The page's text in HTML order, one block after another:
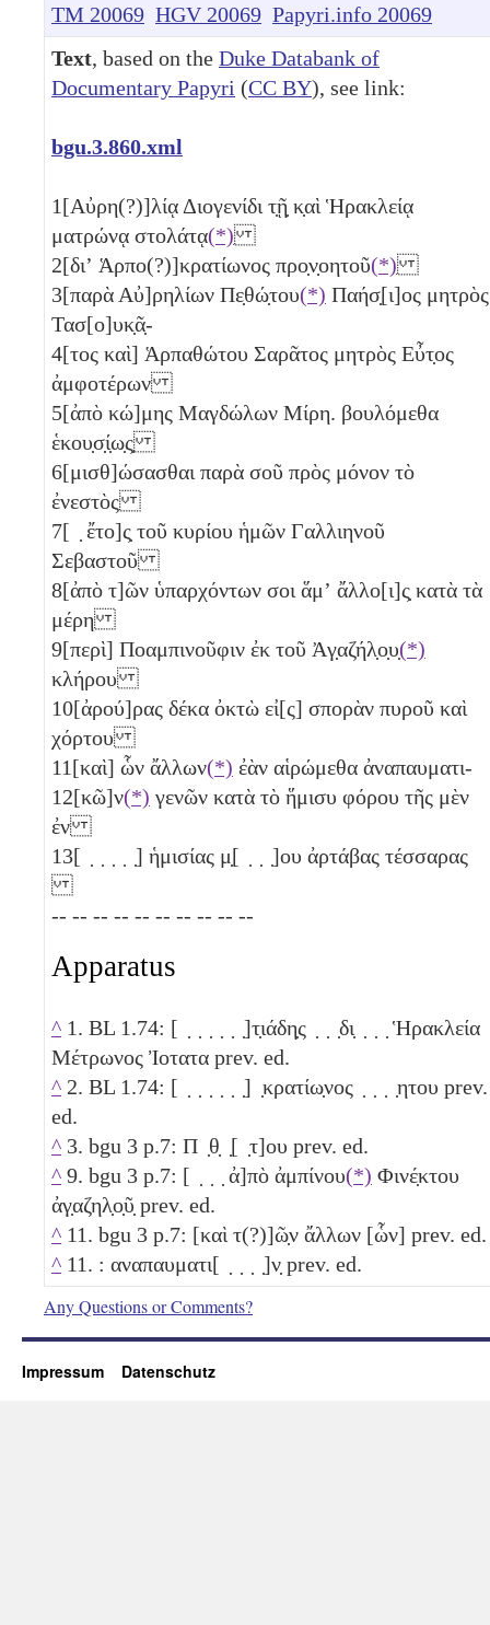
TM 20069 HGV 20069 Papyri.info 20069
Text, based on the Duke Databank of
Documentary Papyri (CC BY), see link:
bgu.3.860.xml
1[Αὐρη(?)]λίᾳ Διογενίδι τ̣ῇ̣ κ̣αὶ Ἡρακλείᾳ
ματρώνᾳ στολάτᾳ(*)
2[διʼ Ἁρπο(?)]κρατίωνος προ̣ν̣οητοῦ(*)
3[παρὰ Αὐ]ρηλίων Πε̣θώ̣του(*) Παήσ̣[ι]ος μητρὸς
Τασ[ο]υκ̣ᾶ̣-
4[τος καὶ] Ἁρπαθώτου Σαρᾶτος μητρὸς Εὖτ̣ος
ἀμφοτέρων
5[ἀπὸ κώ]μης Μαγδώλων Μίρη. βουλόμεθα
ἑκου̣σ̣ί̣ω̣ς̣
6[μισθ]ώσασθαι παρὰ σοῦ πρὸς μόνον τὸ
ἐνεστὸς
7[ ̣ ἔτο]ς̣ τοῦ κυρίου ἡμῶν Γαλλιηνοῦ
Σεβαστοῦ
8[ἀπὸ τ]ῶν ὑπαρχόντων σοι ἅμʼ ἄλλο[ι]ς̣ κατὰ τὰ
μέρη
9[περὶ] Ποαμπινοῦφιν ἐκ τοῦ Ἀγ̣αζήλ̣ο̣υ̣(*)
κλήρου
10[ἀρού]ρας δέκα ὀκτὼ εἰ[ς] σπορὰν πυροῦ καὶ
χόρτου
11[καὶ] ὧν ἄλλων(*) ἐὰν αἱρώμεθα ἀναπαυματι-
12[κῶ]ν(*) γενῶν κατὰ τὸ ἥμισυ φόρου τῆς μὲν
ἐν
13[ ̣ ̣ ̣ ̣ ̣] ἡμισίας μ̣[ ̣ ̣ ̣]ου ἀρτάβας τέσσαρας
-- -- -- -- -- -- -- -- -- --
Apparatus
^ 1. BL 1.74: [ ̣ ̣ ̣ ̣ ̣ ̣]τ̣ιάδη̣ς ̣ ̣ ̣δι̣ ̣ ̣ ̣ Ἡρακλεία
Μέτρωνος Ἰοτατα prev. ed.
^ 2. BL 1.74: [ ̣ ̣ ̣ ̣ ̣ ̣] ̣κρατίω̣νος ̣ ̣ ̣ ̣ητου prev.
ed.
^ 3. bgu 3 p.7: Π ̣θ̣ ̣[ ̣τ]ου prev. ed.
^ 9. bgu 3 p.7: [ ̣ ̣ ̣ ἀ]πὸ ἀμπίνου(*) Φινέ̣κτου
ἀγ̣αζηλ̣ο̣ῦ̣ prev. ed.
^ 11. bgu 3 p.7: [καὶ τ(?)]ῶ̣ν ἄλλων [ὧν] prev. ed.
^ 11. : αναπαυματι[ ̣ ̣ ̣ ̣]ν̣ prev. ed.
Any Questions or Comments?
Impressum Datenschutz